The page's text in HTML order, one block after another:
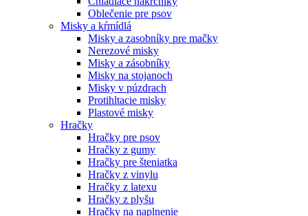
Oblečenie pre psov
Misky a kŕmídlá
Misky a zasobníky pre mačky
Nerezové misky
Misky a zásobníky
Misky na stojanoch
Misky v púzdrach
Protihltacie misky
Plastové misky
Hračky
Hračky pre psov
Hračky z gumy
Hračky pre šteniatka
Hračky z vinylu
Hračky z latexu
Hračky z plyšu
Hračky na naplnenie